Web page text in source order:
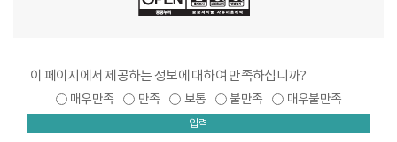
이 페이지에서 제공하는 정보에 대하여 만족하십니까?
매우만족 만족 보통 불만족 매우불만족
입력